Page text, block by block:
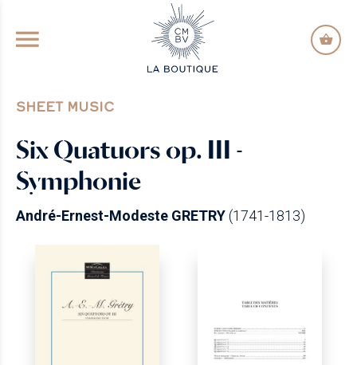
GO TO PRINCIPAL CONTENT
SHEET MUSIC
Six Quatuors op. III -
Symphonie
André-Ernest-Modeste GRETRY(1741-1813)